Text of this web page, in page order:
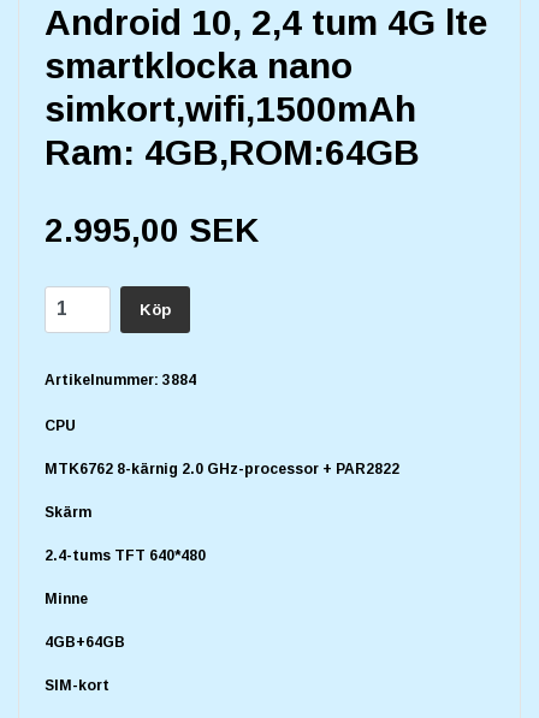
Android 10, 2,4 tum 4G lte
smartklocka nano
simkort,wifi,1500mAh
Ram: 4GB,ROM:64GB
2.995,00 SEK
Köp
Artikelnummer: 3884
CPU
MTK6762 8-kärnig 2.0 GHz-processor + PAR2822
Skärm
2.4-tums TFT 640*480
Minne
4GB+64GB
SIM-kort